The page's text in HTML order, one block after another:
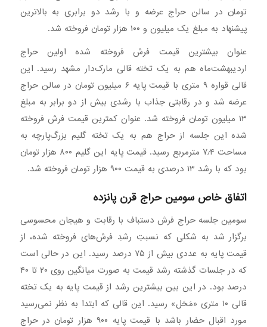
تومان در سالن حراج عرضه و با رشد دو برابری به بالاترین
پیشنهاد به مبلغ یک میلیون و ۱۰۰ هزار تومان فروخته شد.
عنوان بیشترین قیمت فرش فروخته شده اولین حراج
اردیبهشت‌ماه هم به یک تخته قالی مارک‌دار مشهد رسید. این
قالی قواره ۹ متری با قیمت پایه ۶ میلیون تومان در سالن حراج
عرضه شد و در رقابتی جذاب با رشدی بیش از دو برابر به مبلغ
۱۳ میلیون تومان فروخته شد. عنوان کمترین قیمت فرش فروخته
شده این جلسه از حراج هم به یک تخته گلیم بزرگ‌پارچه به
مساحت ۷٫۴ مترمربع رسید. قیمت پایه این گلیم ۸۰۰ هزار تومان
بود که با رشد ۱۳ درصدی به قیمت ۹۰۰ هزار تومان فروخته شد.
اتفاق خاص سومین حراج قرن پانزده
سومین جلسه حراج فرش دستباف با رقابت و هیجان محسوسی
برگزار شد به شکلی که نسبتِ رشدِ فرش‌های فروخته شده، از
قیمت پایه به عددی بیش از ۷۵ درصد رسید. این در حالی است
که در جلسات گذشته رشد قیمت به صورت میانگین روی ۲۰ تا ۴۰
درصد بود. در این بین بیشترین رشد از قیمت پایه به یک تخته
قالی ۱۰ متری «مَحَل» رسید. این قالی که ابتدا به نظر نمی‌رسید
مورد اقبال حضار باشد با قیمت پایه ۹۰۰ هزار تومان در حراج